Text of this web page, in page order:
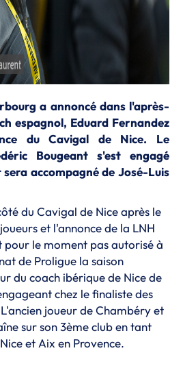
a annoncé dans l'après-
espagnol, Eduard Fernandez
du Cavigal de Nice. Le
Bougeant s'est engagé
accompagné de José-Luis
du Cavigal de Nice après le
et l'annonce de la LNH
pour le moment pas autorisé à
de Proligue la saison
du coach ibérique de Nice de
chez le finaliste des
joueur de Chambéry et
sur son 3ème club en tant
et Aix en Provence.